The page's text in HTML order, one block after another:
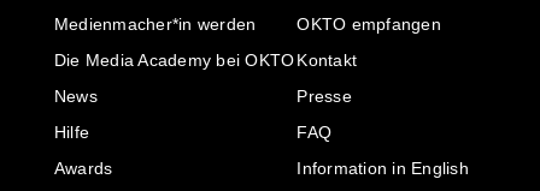
Medienmacher*in werden
Die Media Academy bei OKTO
News
Hilfe
Awards
OKTO empfangen
Kontakt
Presse
FAQ
Information in English